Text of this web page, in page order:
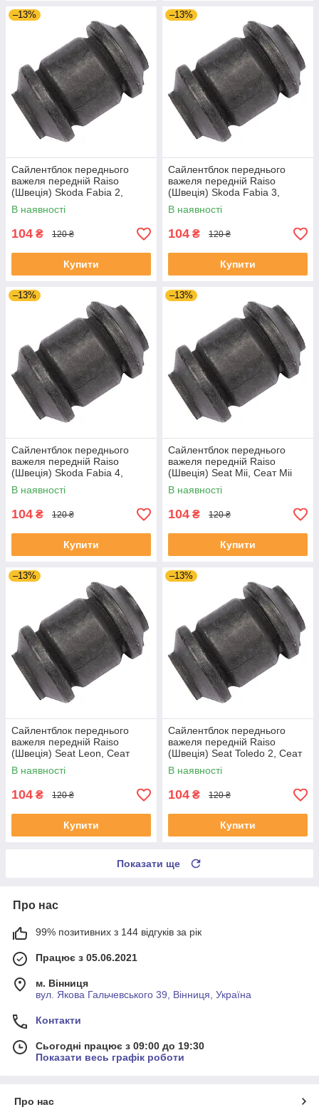
–13%
Сайлентблок переднього
важеля передній Raiso
(Швеція) Skoda Fabia 2,
Шкода Фабія 2 06-14 #RL-
1J0182V UADIKZU4
В наявності
104 ₴ 120 ₴
Купити
–13%
Сайлентблок переднього
важеля передній Raiso
(Швеція) Skoda Fabia 3,
Шкода Фабія 3 14-21 #RL-
1J0182V UATXDAZ4
В наявності
104 ₴ 120 ₴
Купити
–13%
Сайлентблок переднього
важеля передній Raiso
(Швеція) Skoda Fabia 4,
Шкода Фабія 4 21- #RL-
1J0182V UAJJVOC4
В наявності
104 ₴ 120 ₴
Купити
–13%
Сайлентблок переднього
важеля передній Raiso
(Швеція) Seat Mii, Сеат Міі
11-19 #RL-1J0182V
UAAVQUI4
В наявності
104 ₴ 120 ₴
Купити
–13%
Сайлентблок переднього
важеля передній Raiso
(Швеція) Seat Leon, Сеат
Леон 99-06 #RL-1J0182V
UAYSBXG4
В наявності
104 ₴ 120 ₴
Купити
–13%
Сайлентблок переднього
важеля передній Raiso
(Швеція) Seat Toledo 2, Сеат
Толедо 2 99-06 #RL-1J0182V
UATOJRK4
В наявності
104 ₴ 120 ₴
Купити
Показати ще
Про нас
99% позитивних з 144 відгуків за рік
Працює з 05.06.2021
м. Вінниця
вул. Якова Гальчевського 39, Вінниця, Україна
Контакти
Сьогодні працює з 09:00 до 19:30
Показати весь графік роботи
Про нас